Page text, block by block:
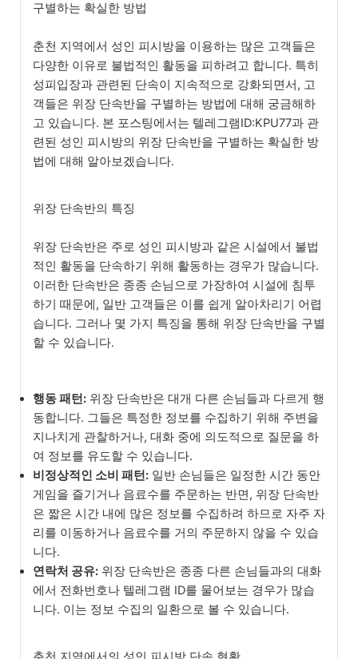
구별하는 확실한 방법
춘천 지역에서 성인 피시방을 이용하는 많은 고객들은
다양한 이유로 불법적인 활동을 피하려고 합니다. 특히
성피입장과 관련된 단속이 지속적으로 강화되면서, 고
객들은 위장 단속반을 구별하는 방법에 대해 궁금해하
고 있습니다. 본 포스팅에서는 텔레그램ID:KPU77과 관
련된 성인 피시방의 위장 단속반을 구별하는 확실한 방
법에 대해 알아보겠습니다.
위장 단속반의 특징
위장 단속반은 주로 성인 피시방과 같은 시설에서 불법
적인 활동을 단속하기 위해 활동하는 경우가 많습니다.
이러한 단속반은 종종 손님으로 가장하여 시설에 침투
하기 때문에, 일반 고객들은 이를 쉽게 알아차리기 어렵
습니다. 그러나 몇 가지 특징을 통해 위장 단속반을 구별
할 수 있습니다.
행동 패턴: 위장 단속반은 대개 다른 손님들과 다르게 행
동합니다. 그들은 특정한 정보를 수집하기 위해 주변을
지나치게 관찰하거나, 대화 중에 의도적으로 질문을 하
여 정보를 유도할 수 있습니다.
비정상적인 소비 패턴: 일반 손님들은 일정한 시간 동안
게임을 즐기거나 음료수를 주문하는 반면, 위장 단속반
은 짧은 시간 내에 많은 정보를 수집하려 하므로 자주 자
리를 이동하거나 음료수를 거의 주문하지 않을 수 있습
니다.
연락처 공유: 위장 단속반은 종종 다른 손님들과의 대화
에서 전화번호나 텔레그램 ID를 물어보는 경우가 많습
니다. 이는 정보 수집의 일환으로 볼 수 있습니다.